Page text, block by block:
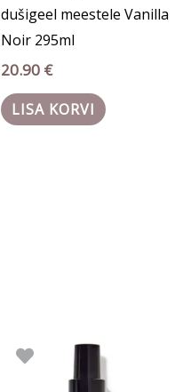
dušigeel meestele Vanilla
Noir 295ml
20.90 €
LISA KORVI